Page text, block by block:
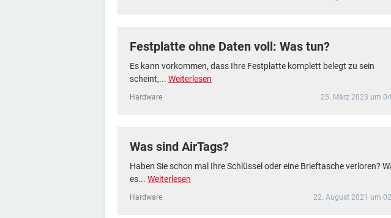
Festplatte ohne Daten voll: Was tun?
Es kann vorkommen, dass Ihre Festplatte komplett belegt zu sein
scheint,... Weiterlesen
Hardware 25. März 2023 um
Was sind AirTags?
Haben Sie schon mal Ihre Schlüssel oder eine Brieftasche verloren?
es... Weiterlesen
Hardware 22. August 2021 um